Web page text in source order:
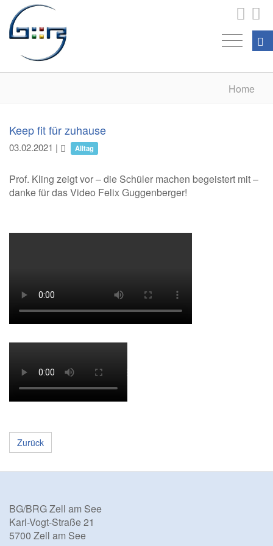
Home
Keep fit für zuhause
03.02.2021 | Alltag
Prof. Kling zeigt vor – die Schüler machen begeistert mit –
danke für das Video Felix Guggenberger!
Zurück
BG/BRG Zell am See
Karl-Vogt-Straße 21
5700 Zell am See